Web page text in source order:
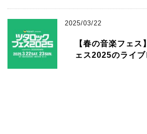
2025/03/22
【春の音楽フェス
ェス2025のライブ